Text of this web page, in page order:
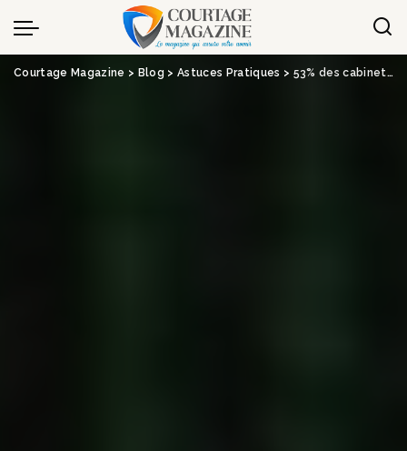
Panneau de gestion des cookies
Courtage Magazine > Blog > Astuces Pratiques > 53% des cabinets de courtage français ont été victimes d’une attaque cyber